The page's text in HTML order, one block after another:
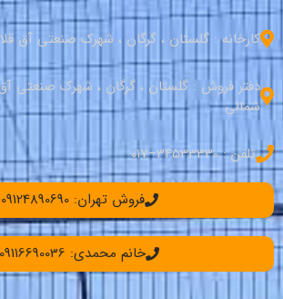
کارخانه : گلستان ، گرگان ، شهرک صنعتی آق قلا
شمالی
تلفن : 34533330–017
فروش تهران: 09124890690
خانم محمدی: 09116690036